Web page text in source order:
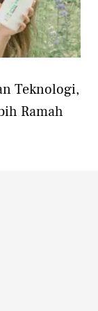
Teknologi,
Ramah